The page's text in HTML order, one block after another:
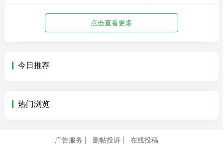
点击查看更多
今日推荐
热门浏览
广告服务 删帖投诉 在线投稿